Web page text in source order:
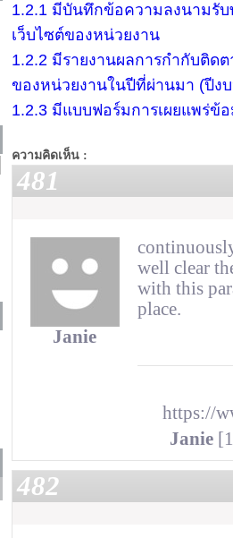
1.2.1 มีบันทึกข้อความลงนามรั
เว็บไซต์ของหน่วยงาน
1.2.2 มีรายงานผลการกำกับติด
ของหน่วยงานในปีที่ผ่านมา (ปีง
1.2.3 มีแบบฟอร์มการเผยแพร่ข้
ความคิดเห็น :
481
Janie
well clear
with this
place.
https://
Janie
482